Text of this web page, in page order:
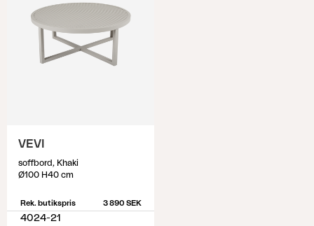
VEVI
soffbord, Khaki
Ø100 H40 cm
Rek. butikspris 3 890 SEK
4024-21